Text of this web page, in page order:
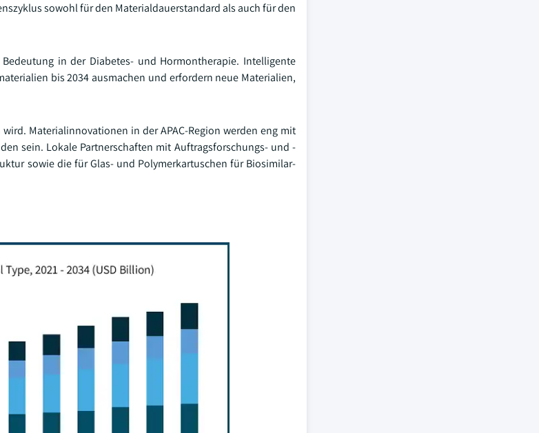
sowohl für den Materialdauerstandard als auch für den
in der Diabetes- und Hormontherapie. Intelligente
bis 2034 ausmachen und erfordern neue Materialien,
Materialinnovationen in der APAC-Region werden eng mit
sein. Lokale Partnerschaften mit Auftragsforschungs- und -
sowie die für Glas- und Polymerkartuschen für Biosimilar-